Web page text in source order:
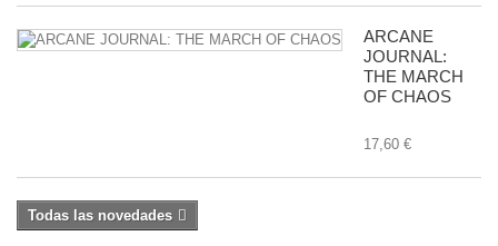
ARCANE
JOURNAL:
THE MARCH
OF CHAOS
17,60 €
Todas las novedades